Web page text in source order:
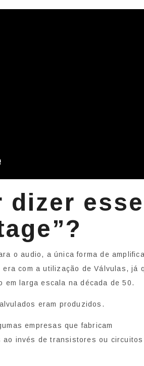
dizer esse
o audio, a única forma de
com a utilização de Válvulas, já
larga escala na década de 50.
eram produzidos.
empresas que fabricam
ao invés de transistores ou circuitos